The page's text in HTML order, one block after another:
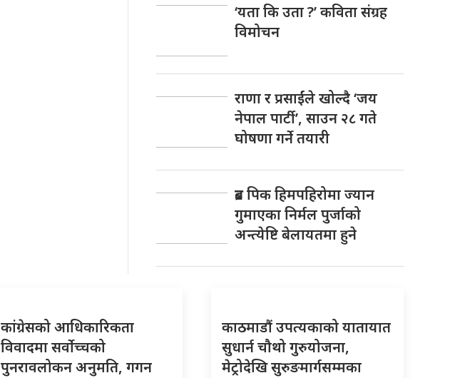
‘यता कि उता ?’ कविता संग्रह
विमोचन
राणा र प्रसाईंले खोल्दै ‘जय
नेपाल पार्टी’, साउन २८ गते
घोषणा गर्ने तयारी
ब्रड पिक हिमपहिरोमा ज्यान
गुमाएका निर्मल पुर्जाको
अन्त्येष्टि बेलायतमा हुने
कांग्रेसको आधिकारिकता
विवादमा सर्वोच्चको
पुनरावलोकन अनुमति, गगन
काठमाडौं उपत्यकाको यातायात
सुधार्न चौथो गुरुयोजना,
मेट्रोदेखि सुरुङमार्गसम्मका